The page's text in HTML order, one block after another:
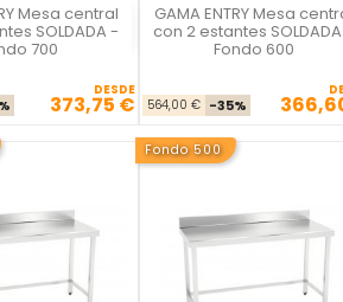
Mesa central
SOLDADA -
700
Precio base
Precio
DESDE
373,75 €
del Chef GAMA ENTRY Mesa
con 2 estantes
Fondo 600
Precio
564,00 € -35%
La Casa del Chef
Fondo 500